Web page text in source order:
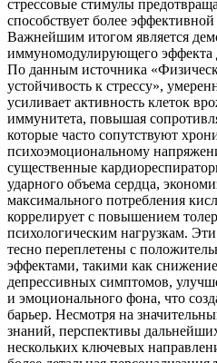
стрессовые стимулы
способствует более
Важнейшим итогом является
иммуномодулирующего эффекта
По данным источника
устойчивость к стрессу»,
усиливает активность клеток
иммунитета, повышая
которые часто сопутствуют
психоэмоциональному
существенные
ударного объема сердца,
максимального потребления
коррелирует с повышением
психологическим нагрузкам.
тесно переплетены с
эффектами, такими как
депрессивных симптомов,
и эмоционального фона, что
барьер. Несмотря на
знаний, перспективы
нескольких ключевых